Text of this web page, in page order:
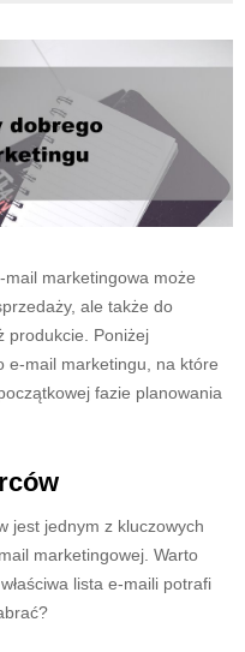
marketingowa może
ale także do
produkcie. Poniżej
e-mail marketingu, na które
fazie planowania
jest jednym z kluczowych
marketingowej. Warto
lista e-maili potrafi